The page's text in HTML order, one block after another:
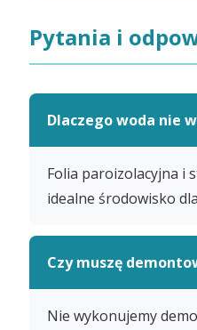
Pytania i
Dlaczego woda nie
Folia paroizolacyjna i
idealne środowisko
Czy muszę
Nie wykonujemy